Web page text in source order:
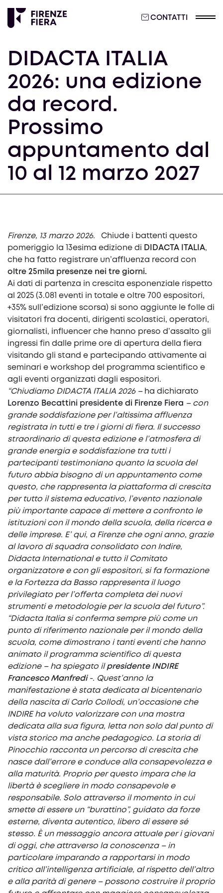
CONTATTI
DIDACTA ITALIA
2026: una edizione
da record.
Prossimo
appuntamento dal
10 al 12 marzo 2027
Firenze, 13 marzo 2026. Chiude i battenti questo
pomeriggio la 13esima edizione di DIDACTA ITALIA,
che ha fatto registrare un’affluenza record con
oltre 25mila presenze nei tre giorni.
Ai dati di partenza in crescita esponenziale rispetto
al 2025 (3.081 eventi in totale e oltre 700 espositori,
+35% sull’edizione scorsa) si sono aggiunte le folle di
visitatori fra docenti, dirigenti scolastici, operatori,
giornalisti, influencer che hanno preso d’assalto gli
ingressi fin dalle prime ore di apertura della fiera
visitando gli stand e partecipando attivamente ai
seminari e workshop del programma scientifico e
agli eventi organizzati dagli espositori.
“Chiudiamo DIDACTA ITALIA 2026 – ha dichiarato
Lorenzo Becattini presidente di Firenze Fiera – con
grande soddisfazione per l’altissima affluenza
registrata in tutti e tre i giorni di fiera. Il successo
straordinario di questa edizione e l’atmosfera di
grande energia e soddisfazione tra tutti i
partecipanti testimoniano quanto la scuola del
futuro abbia bisogno di un appuntamento come
questo, che rappresenta la piattaforma di crescita
per tutto il sistema educativo, l’evento nazionale
più importante capace di mettere a confronto le
istituzioni con il mondo della scuola, della ricerca e
delle imprese. E’ qui, a Firenze che ogni anno, grazie
al lavoro di squadra consolidato con Indire,
Didacta International e tutto il Comitato
organizzatore e con gli espositori, si fa formazione
e la Fortezza da Basso rappresenta il luogo
privilegiato per l’offerta completa dei nuovi
strumenti e metodologie per la scuola del futuro”.
“Didacta Italia si conferma sempre più come un
punto di riferimento nazionale per il mondo della
scuola, come dimostrano i tanti eventi che hanno
animato il programma scientifico di questa
edizione – ha spiegato il presidente INDIRE
Francesco Manfredi-. Quest’anno la
manifestazione è stata dedicata al bicentenario
della nascita di Carlo Collodi, un’occasione che
INDIRE ha voluto valorizzare con una mostra
dedicata alla sua figura, letta non solo dal punto di
vista storico ma anche pedagogico. La storia di
Pinocchio racconta un percorso di crescita che
nasce dall’errore e conduce alla consapevolezza e
alla maturità. Proprio per questo impara che la
libertà è scegliere in modo consapevole e
responsabile. Solo attraverso il momento in cui
smette di essere un “burattino”, guidato da forze
esterne, diventa autentico, libero di essere sé
stesso. È un messaggio ancora attuale per i giovani
di oggi, che attraverso la conoscenza – in
particolare imparando a rapportarsi in modo
critico all’intelligenza artificiale, al rispetto dell’altro
e alla parità di genere – possono costruire il proprio